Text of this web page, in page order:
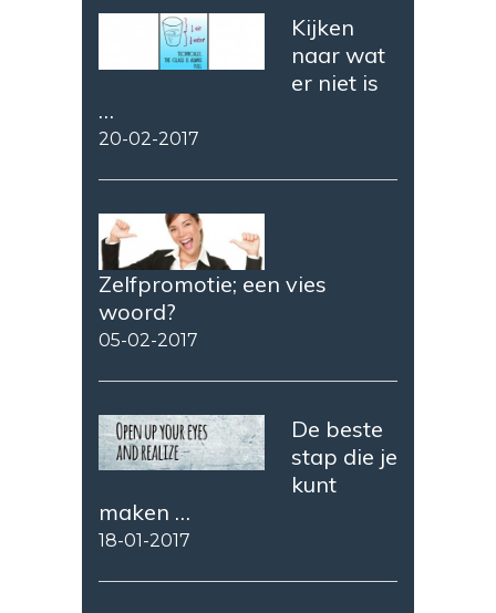
Kijken
naar wat
er niet is
…
20-02-2017
Zelfpromotie; een vies
woord?
05-02-2017
De beste
stap die je
kunt
maken …
18-01-2017